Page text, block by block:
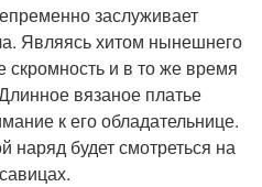
заслуживает
Являясь хитом нынешнего
скромность и в то же время
вязаное платье
к его обладательнице.
будет смотреться на